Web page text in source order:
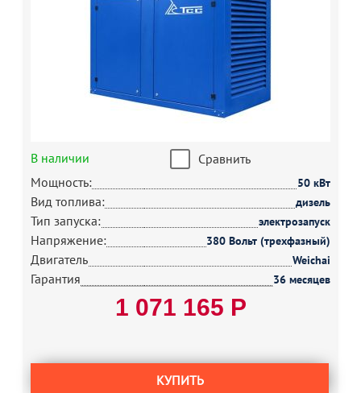
В наличии
Сравнить
Мощность:
50 кВт
Вид топлива: дизель
Тип запуска: электрозапуск
Напряжение: 380 Вольт (трехфазный)
Двигатель Weichai
Гарантия 36 месяцев
1 071 165 Р
КУПИТЬ